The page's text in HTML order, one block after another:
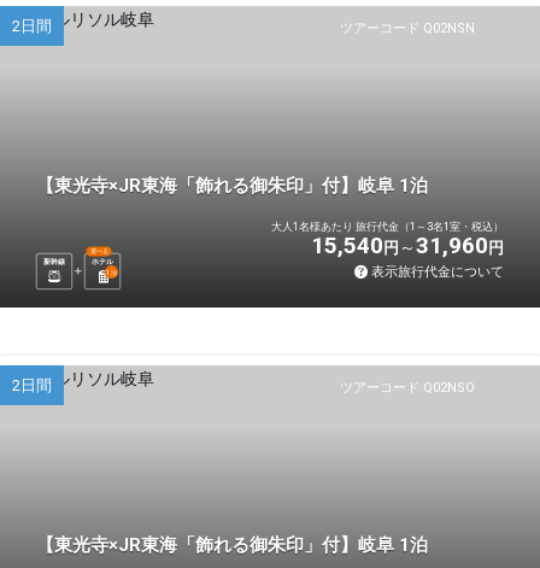
ツアーコード Q02NSN
2日間
【東光寺×JR東海「飾れる御朱印」付】岐阜 1泊
新幹線 ホテル
選べる
1 泊
大人1名様あたり 旅行代金（1～3名1室・税込）
15,540 円 31,960 円
表示旅行代金について
ツアーコード Q02NSO
2日間
【東光寺×JR東海「飾れる御朱印」付】岐阜 1泊